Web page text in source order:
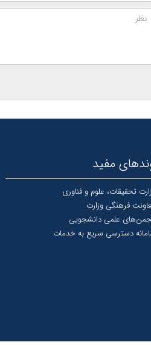
مفید
تحقیقات، علوم و فناوری
فرهنگی وزارت
علمی دانشجویی
دسترسی سریع به خدمات